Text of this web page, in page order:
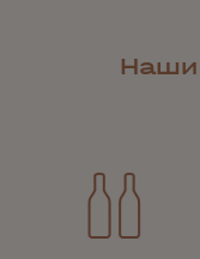
Наши